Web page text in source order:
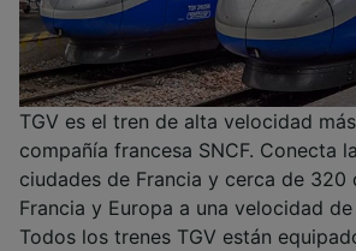
TGV es el tren de alta velocidad
compañía francesa SNCF. Conecta
ciudades de Francia y cerca de 320
Francia y Europa a una velocidad
Todos los trenes TGV están